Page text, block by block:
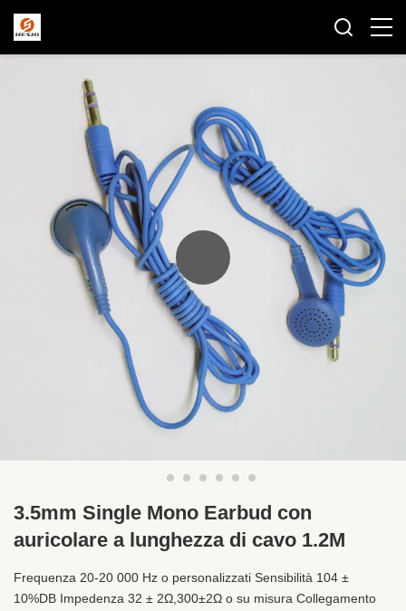
3.5mm Single Mono Earbud con
auricolare a lunghezza di cavo 1.2M
Frequenza 20-20 000 Hz o personalizzati Sensibilità 104 ±
10%DB Impedenza 32 ± 2Ω,300±2Ω o su misura Collegamento